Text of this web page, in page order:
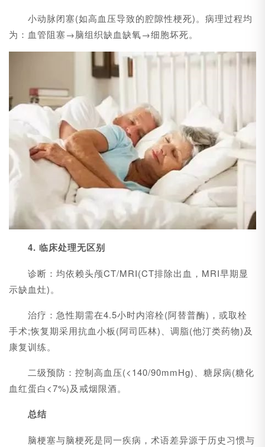
小动脉闭塞(如高血压导致的腔隙性梗死)。病理过程均
为：血管阻塞→脑组织缺血缺氧→细胞坏死。
4. 临床处理无区别
诊断：均依赖头颅CT/MRI(CT排除出血，MRI早期显
示缺血灶)。
治疗：急性期需在4.5小时内溶栓(阿替普酶)，或取栓
手术;恢复期采用抗血小板(阿司匹林)、调脂(他汀类药物)及
康复训练。
二级预防：控制高血压(<140/90mmHg)、糖尿病(糖化
血红蛋白<7%)及戒烟限酒。
总结
脑梗塞与脑梗死是同一疾病，术语差异源于历史习惯与